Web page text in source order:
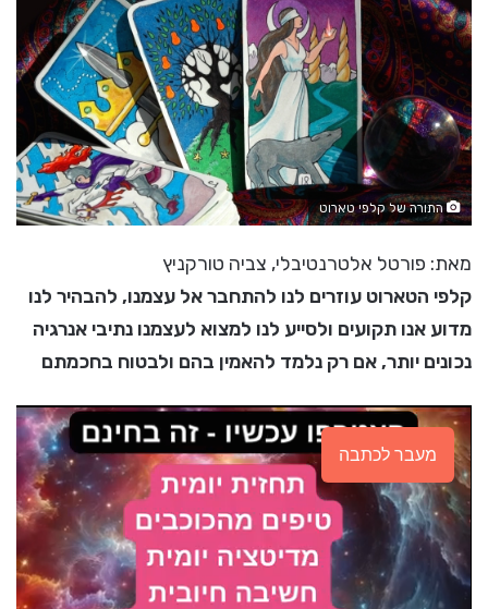
התורה של קלפי טארוט
מאת: פורטל אלטרנטיבלי, צביה טורקניץ
קלפי הטארוט עוזרים לנו להתחבר אל עצמנו, להבהיר לנו
מדוע אנו תקועים ולסייע לנו למצוא לעצמנו נתיבי אנרגיה
נכונים יותר, אם רק נלמד להאמין בהם ולבטוח בחכמתם
מעבר לכתבה